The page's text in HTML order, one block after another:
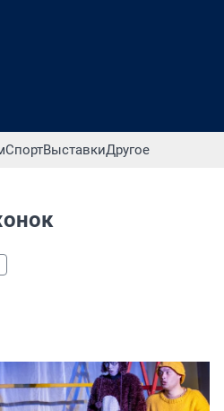
СпортВыставкиДругое